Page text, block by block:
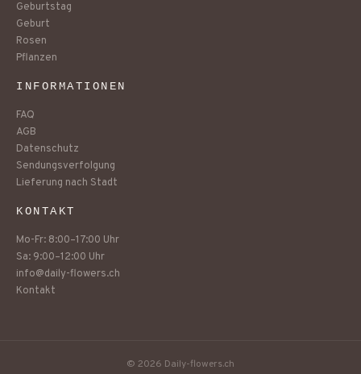
Geburtstag
Geburt
Rosen
Pflanzen
INFORMATIONEN
FAQ
AGB
Datenschutz
Sendungsverfolgung
Lieferung nach Stadt
KONTAKT
Mo-Fr: 8:00–17:00 Uhr
Sa: 9:00–12:00 Uhr
info@daily-flowers.ch
Kontakt
© 2026 Daily-flowers.ch